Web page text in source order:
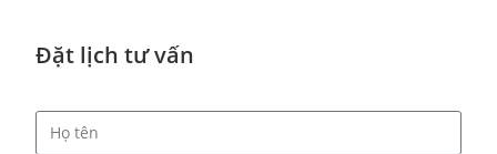
Đặt lịch tư vấn